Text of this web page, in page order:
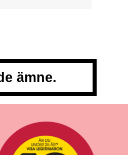
ämne.